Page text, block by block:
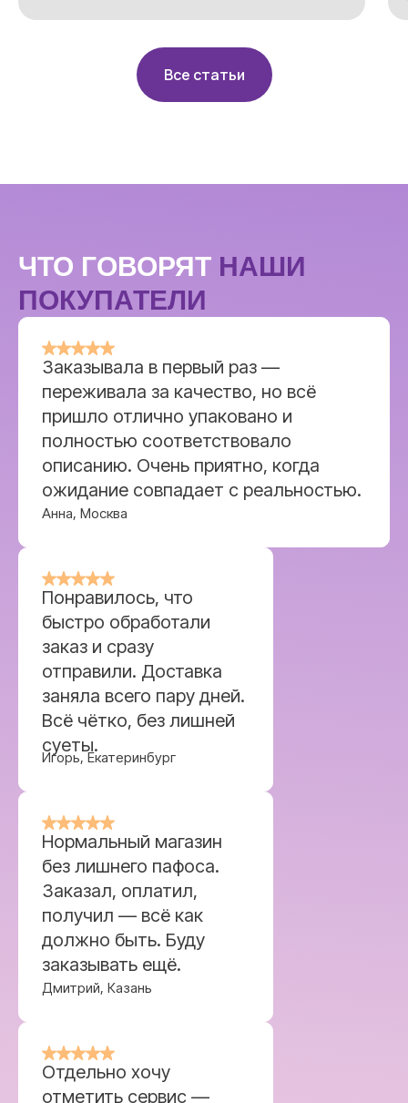
Все статьи
ЧТО ГОВОРЯТ НАШИ
ПОКУПАТЕЛИ
Заказывала в первый раз —
переживала за качество, но всё
пришло отлично упаковано и
полностью соответствовало
описанию. Очень приятно, когда
ожидание совпадает с реальностью.
Анна, Москва
Понравилось, что
быстро обработали
заказ и сразу
отправили. Доставка
заняла всего пару дней.
Всё чётко, без лишней
суеты.
Игорь, Екатеринбург
Нормальный магазин
без лишнего пафоса.
Заказал, оплатил,
получил — всё как
должно быть. Буду
заказывать ещё.
Дмитрий, Казань
Отдельно хочу
отметить сервис —
Оставить заявку
Интернет-магазин, который
делаетпокупки простыми,
понятными и приятными.
Контакты
Макс
Телеграм
Акции
Покупателям
ИП Сычева Анастасия Анатольевна |
ИНН 720321703568 |
Каталог
Доставка и оплата
Возврат и обмен
Компания
Контакты
Способы оплаты